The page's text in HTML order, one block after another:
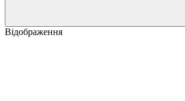
Відображення